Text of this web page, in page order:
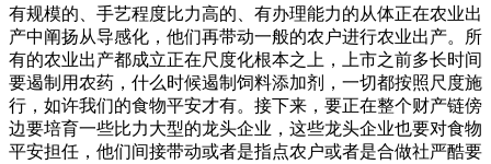
有规模的、手艺程度比力高的、有办理能力的从体正在农业出
产中阐扬从导感化，他们再带动一般的农户进行农业出产。所
有的农业出产都成立正在尺度化根本之上，上市之前多长时间
要遏制用农药，什么时候遏制饲料添加剂，一切都按照尺度施
行，如许我们的食物平安才有。接下来，要正在整个财产链傍
边要培育一些比力大型的龙头企业，这些龙头企业也要对食物
平安担任，他们间接带动或者是指点农户或者是合做社严酷要